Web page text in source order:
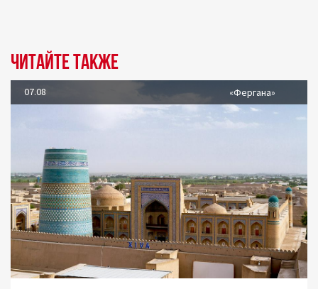
Читайте также
07.08 «Фергана»